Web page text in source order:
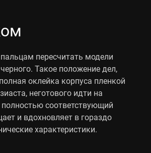
пересчитать модели
Такое положение дел,
оклейка корпуса пленкой
неготового идти на
соответствующий
и вдохновляет в гораздо
характеристики.